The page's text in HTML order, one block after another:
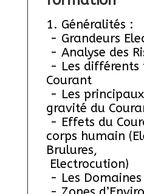
1. Généralités :
- Grandeurs
- Analyse des
Courant
gravité du
corps humain
Brulures,
Electrocution)
- Les Domaines